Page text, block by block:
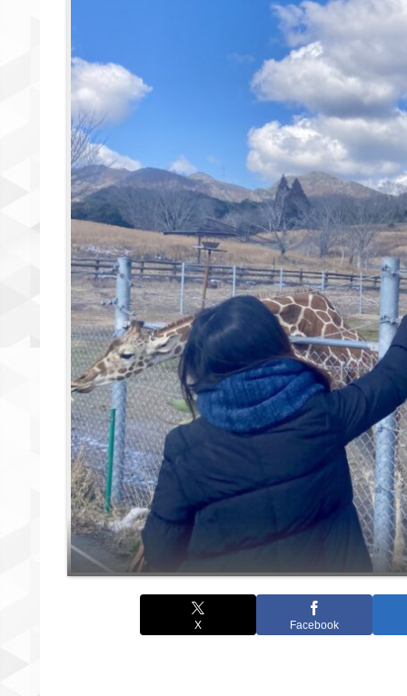
X Facebook